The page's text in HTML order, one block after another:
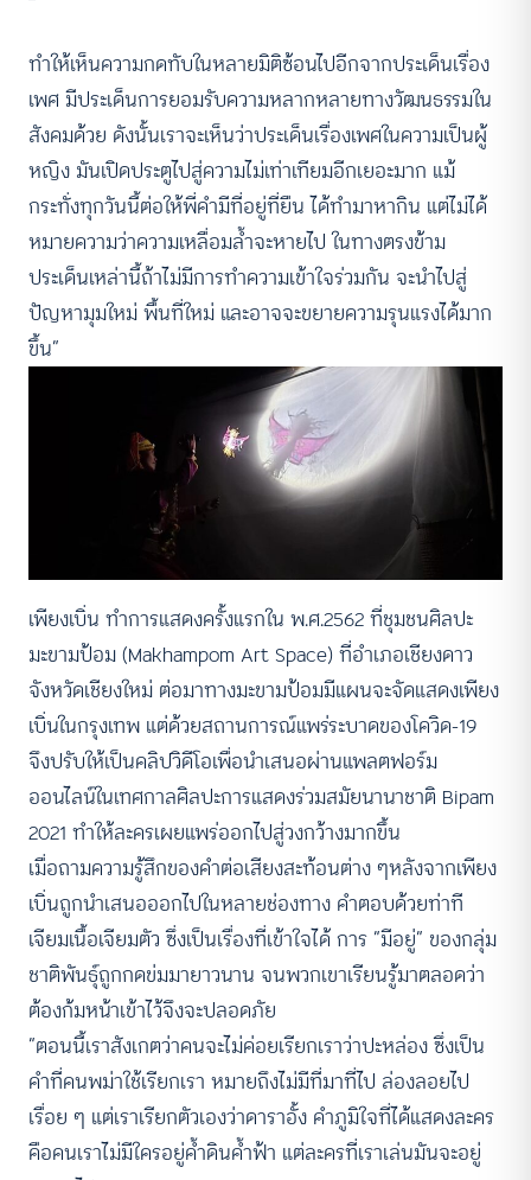
ทำให้เห็นความกดทับในหลายมิติซ้อนไปอีกจากประเด็นเรื่อง
เพศ มีประเด็นการยอมรับความหลากหลายทางวัฒนธรรมใน
สังคมด้วย ดังนั้นเราจะเห็นว่าประเด็นเรื่องเพศในความเป็นผู้
หญิง มันเปิดประตูไปสู่ความไม่เท่าเทียมอีกเยอะมาก แม้
กระทั่งทุกวันนี้ต่อให้พี่คำมีที่อยู่ที่ยืน ได้ทำมาหากิน แต่ไม่ได้
หมายความว่าความเหลื่อมล้ำจะหายไป ในทางตรงข้าม
ประเด็นเหล่านี้ถ้าไม่มีการทำความเข้าใจร่วมกัน จะนำไปสู่
ปัญหามุมใหม่ พื้นที่ใหม่ และอาจจะขยายความรุนแรงได้มาก
ขึ้น”
เพียงเบิ่น ทำการแสดงครั้งแรกใน พ.ศ.2562 ที่ชุมชนศิลปะ
มะขามป้อม (Makhampom Art Space) ที่อำเภอเชียงดาว
จังหวัดเชียงใหม่ ต่อมาทางมะขามป้อมมีแผนจะจัดแสดงเพียง
เบิ่นในกรุงเทพ แต่ด้วยสถานการณ์แพร่ระบาดของโควิด-19
จึงปรับให้เป็นคลิปวิดีโอเพื่อนำเสนอผ่านแพลตฟอร์ม
ออนไลน์ในเทศกาลศิลปะการแสดงร่วมสมัยนานาชาติ Bipam
2021 ทำให้ละครเผยแพร่ออกไปสู่วงกว้างมากขึ้น
เมื่อถามความรู้สึกของคำต่อเสียงสะท้อนต่าง ๆหลังจากเพียง
เบิ่นถูกนำเสนอออกไปในหลายช่องทาง คำตอบด้วยท่าที
เจียมเนื้อเจียมตัว ซึ่งเป็นเรื่องที่เข้าใจได้ การ “มีอยู่” ของกลุ่ม
ชาติพันธุ์ถูกกดข่มมายาวนาน จนพวกเขาเรียนรู้มาตลอดว่า
ต้องก้มหน้าเข้าไว้จึงจะปลอดภัย
“ตอนนี้เราสังเกตว่าคนจะไม่ค่อยเรียกเราว่าปะหล่อง ซึ่งเป็น
คำที่คนพม่าใช้เรียกเรา หมายถึงไม่มีที่มาที่ไป ล่องลอยไป
เรื่อย ๆ แต่เราเรียกตัวเองว่าดาราอั้ง คำภูมิใจที่ได้แสดงละคร
คือคนเราไม่มีใครอยู่ค้ำดินค้ำฟ้า แต่ละครที่เราเล่นมันจะอยู่